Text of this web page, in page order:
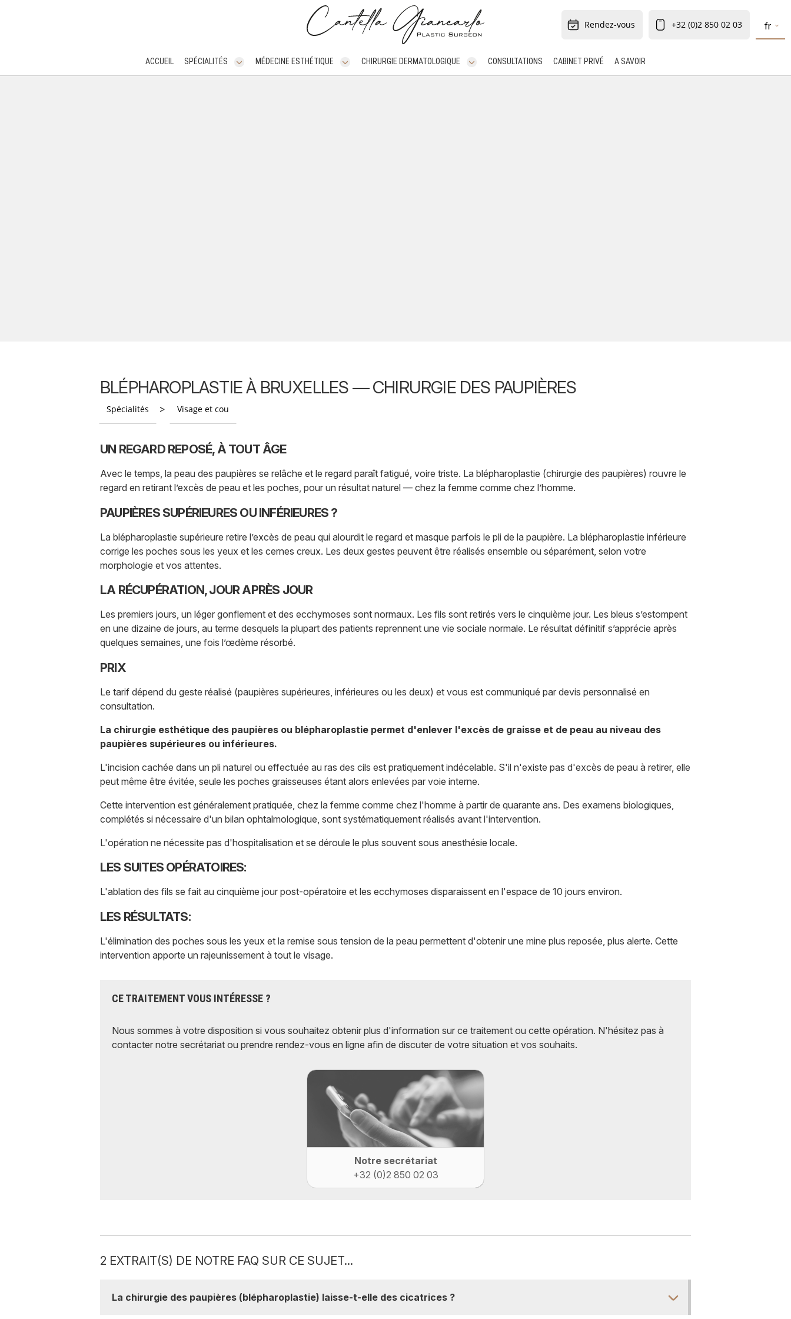
Rendez-vous +32 (0)2 850 02 03 fr
ACCUEIL SPÉCIALITÉS MÉDECINE ESTHÉTIQUE CHIRURGIE DERMATOLOGIQUE CONSULTATIONS CABINET PRIVÉ A SAVOIR
ACCUEIL
BLÉPHAROPLASTIE À BRUXELLES — CHIRURGIE DES PAUPIÈRES
Spécialités > Visage et cou
UN REGARD REPOSÉ, À TOUT ÂGE
Avec le temps, la peau des paupières se relâche et le regard paraît fatigué, voire triste. La blépharoplastie (chirurgie des paupières) rouvre le
regard en retirant l’excès de peau et les poches, pour un résultat naturel — chez la femme comme chez l’homme.
PAUPIÈRES SUPÉRIEURES OU INFÉRIEURES ?
La blépharoplastie supérieure retire l’excès de peau qui alourdit le regard et masque parfois le pli de la paupière. La blépharoplastie inférieure
corrige les poches sous les yeux et les cernes creux. Les deux gestes peuvent être réalisés ensemble ou séparément, selon votre
morphologie et vos attentes.
LA RÉCUPÉRATION, JOUR APRÈS JOUR
Les premiers jours, un léger gonflement et des ecchymoses sont normaux. Les fils sont retirés vers le cinquième jour. Les bleus s’estompent
en une dizaine de jours, au terme desquels la plupart des patients reprennent une vie sociale normale. Le résultat définitif s’apprécie après
quelques semaines, une fois l’œdème résorbé.
PRIX
Le tarif dépend du geste réalisé (paupières supérieures, inférieures ou les deux) et vous est communiqué par devis personnalisé en
consultation.
La chirurgie esthétique des paupières ou blépharoplastie permet d'enlever l'excès de graisse et de peau au niveau des
paupières supérieures ou inférieures.
L'incision cachée dans un pli naturel ou effectuée au ras des cils est pratiquement indécelable. S'il n'existe pas d'excès de peau à retirer, elle
peut même être évitée, seule les poches graisseuses étant alors enlevées par voie interne.
Cette intervention est généralement pratiquée, chez la femme comme chez l'homme à partir de quarante ans. Des examens biologiques,
complétés si nécessaire d'un bilan ophtalmologique, sont systématiquement réalisés avant l'intervention.
L'opération ne nécessite pas d'hospitalisation et se déroule le plus souvent sous anesthésie locale.
LES SUITES OPÉRATOIRES:
L'ablation des fils se fait au cinquième jour post-opératoire et les ecchymoses disparaissent en l'espace de 10 jours environ.
LES RÉSULTATS:
L'élimination des poches sous les yeux et la remise sous tension de la peau permettent d'obtenir une mine plus reposée, plus alerte. Cette
intervention apporte un rajeunissement à tout le visage.
CE TRAITEMENT VOUS INTÉRESSE ?
Nous sommes à votre disposition si vous souhaitez obtenir plus d'information sur ce traitement ou cette opération. N'hésitez pas à
contacter notre secrétariat ou prendre rendez-vous en ligne afin de discuter de votre situation et vos souhaits.
Notre secrétariat
+32 (0)2 850 02 03
2 EXTRAIT(S) DE NOTRE FAQ SUR CE SUJET...
La chirurgie des paupières (blépharoplastie) laisse-t-elle des cicatrices ?